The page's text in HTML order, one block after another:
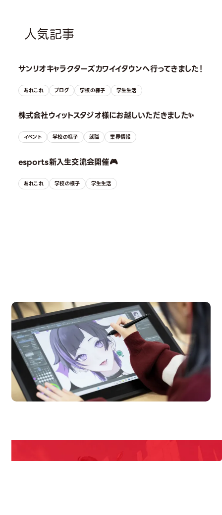
人気記事
サンリオキャラクターズカワイイタウンへ行ってきました！
あれこれ ブログ 学校の様子 学生生活
株式会社ウィットスタジオ様にお越しいただきました✨
イベント 学校の様子 就職 業界情報
esports新入生交流会開催🎮
あれこれ 学校の様子 学生生活
Campus Open